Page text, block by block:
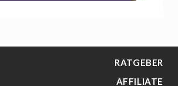
RATGEBER
AFFILIATE